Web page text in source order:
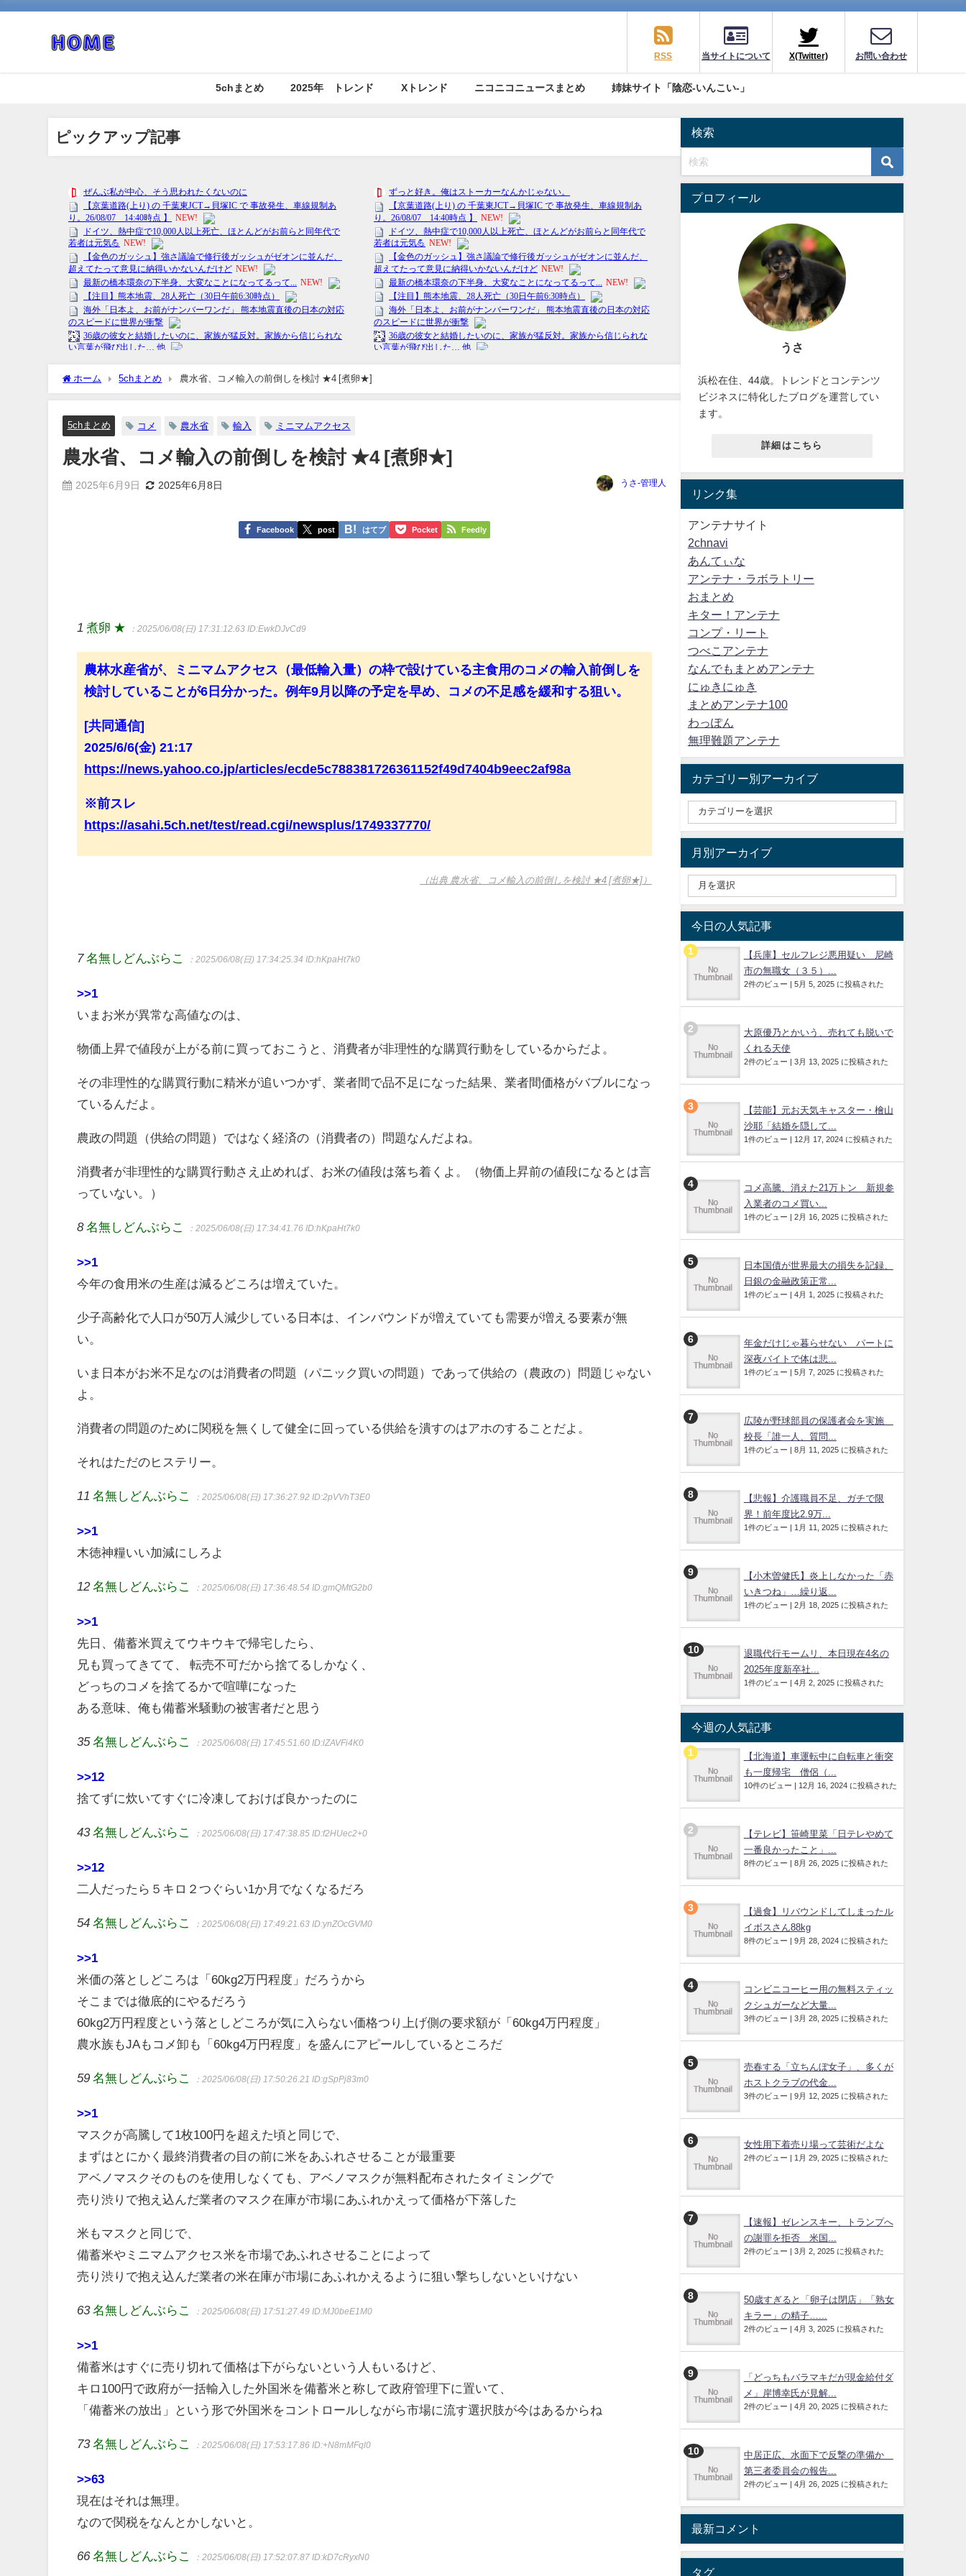
RSS 当サイトについて X(Twitter) お問い合わせ
5chまとめ 2025年 トレンド Xトレンド ニコニコニュースまとめ 姉妹サイト「陰恋-いんこい-」
ピックアップ記事
ホーム 5chまとめ 農水省、コメ輸入の前倒しを検討 ★4 [煮卵★]
5chまとめ コメ 農水省 輸入 ミニマムアクセス
農水省、コメ輸入の前倒しを検討 ★4 [煮卵★]
2025年6月9日 2025年6月8日 うさ-管理人
Facebook post はてブ Pocket Feedly
1 煮卵 ★ ：2025/06/08(日) 17:31:12.63ID:EwkDJvCd9
農林水産省が、ミニマムアクセス（最低輸入量）の枠で設けている主食用のコメの輸入前倒しを
検討していることが6日分かった。例年9月以降の予定を早め、コメの不足感を緩和する狙い。
[共同通信]
2025/6/6(金) 21:17
https://news.yahoo.co.jp/articles/ecde5c788381726361152f49d7404b9eec2af98a
※前スレ
https://asahi.5ch.net/test/read.cgi/newsplus/1749337770/
（出典 農水省、コメ輸入の前倒しを検討 ★4 [煮卵★]）
7 名無しどんぶらこ ：2025/06/08(日) 17:34:25.34ID:hKpaHt7k0
>>1
いまお米が異常な高値なのは、
物価上昇で値段が上がる前に買っておこうと、消費者が非理性的な購買行動をしているからだよ。
その非理性的な購買行動に精米が追いつかず、業者間で品不足になった結果、業者間価格がバブルになっ
ているんだよ。
農政の問題（供給の問題）ではなく経済の（消費者の）問題なんだよね。
消費者が非理性的な購買行動さえ止めれば、お米の値段は落ち着くよ。（物価上昇前の値段になるとは言
っていない。）
8 名無しどんぶらこ ：2025/06/08(日) 17:34:41.76ID:hKpaHt7k0
>>1
今年の食用米の生産は減るどころは増えていた。
少子高齢化で人口が50万人減少している日本は、インバウンドが増えていても需要が増える要素が無
い。
いま日本がお米不足なのは消費者の問題（パニック買いの問題）であって供給の（農政の）問題じゃない
よ。
消費者の問題のために関税を無くして健全に回っている供給を潰すのはアホのすることだよ。
それはただのヒステリー。
11 名無しどんぶらこ ：2025/06/08(日) 17:36:27.92ID:2pVVhT3E0
>>1
木徳神糧いい加減にしろよ
12 名無しどんぶらこ ：2025/06/08(日) 17:36:48.54ID:gmQMtG2b0
>>1
先日、備蓄米買えてウキウキで帰宅したら、
兄も買ってきてて、 転売不可だから捨てるしかなく、
どっちのコメを捨てるかで喧嘩になった
ある意味、俺も備蓄米騒動の被害者だと思う
35 名無しどんぶらこ ：2025/06/08(日) 17:45:51.60ID:lZAVFi4K0
>>12
捨てずに炊いてすぐに冷凍しておけば良かったのに
43 名無しどんぶらこ ：2025/06/08(日) 17:47:38.85ID:f2HUec2+0
>>12
二人だったら５キロ２つぐらい1か月でなくなるだろ
54 名無しどんぶらこ ：2025/06/08(日) 17:49:21.63ID:ynZOcGVM0
>>1
米価の落としどころは「60kg2万円程度」だろうから
そこまでは徹底的にやるだろう
60kg2万円程度という落としどころが気に入らない価格つり上げ側の要求額が「60kg4万円程度」
農水族もJAもコメ卸も「60kg4万円程度」を盛んにアピールしているところだ
59 名無しどんぶらこ ：2025/06/08(日) 17:50:26.21ID:gSpPj83m0
>>1
マスクが高騰して1枚100円を超えた頃と同じで、
まずはとにかく最終消費者の目の前に米をあふれさせることが最重要
アベノマスクそのものを使用しなくても、アベノマスクが無料配布されたタイミングで
売り渋りで抱え込んだ業者のマスク在庫が市場にあふれかえって価格が下落した
米もマスクと同じで、
備蓄米やミニマムアクセス米を市場であふれさせることによって
売り渋りで抱え込んだ業者の米在庫が市場にあふれかえるように狙い撃ちしないといけない
63 名無しどんぶらこ ：2025/06/08(日) 17:51:27.49ID:MJ0beE1M0
>>1
備蓄米はすぐに売り切れて価格は下がらないという人もいるけど、
キロ100円で政府が一括輸入した外国米を備蓄米と称して政府管理下に置いて、
「備蓄米の放出」という形で外国米をコントロールしながら市場に流す選択肢が今はあるからね
73 名無しどんぶらこ ：2025/06/08(日) 17:53:17.86ID:+N8mMFql0
>>63
現在はそれは無理。
なので関税をなんとかしないと。
66 名無しどんぶらこ ：2025/06/08(日) 17:52:07.87ID:kD7cRyxN0
検索
プロフィール
うさ
浜松在住、44歳。トレンドとコンテンツ
ビジネスに特化したブログを運営してい
ます。
詳細はこちら
リンク集
アンテナサイト
2chnavi
あんてぃな
アンテナ・ラボラトリー
おまとめ
キター！アンテナ
コンプ・リート
つべこアンテナ
なんでもまとめアンテナ
にゅきにゅき
まとめアンテナ100
わっぽん
無理難題アンテナ
カテゴリー別アーカイブ
月別アーカイブ
今日の人気記事
【兵庫】セルフレジ悪用疑い 尼崎
市の無職女（３５）...
2件のビュー 5月 5, 2025 に投稿された
大原優乃とかいう、売れても脱いで
くれる天使
2件のビュー 3月 13, 2025 に投稿された
【芸能】元お天気キャスター・檜山
沙耶「結婚を隠して...
1件のビュー 12月 17, 2024 に投稿された
コメ高騰、消えた21万トン 新規参
入業者のコメ買い...
1件のビュー 2月 16, 2025 に投稿された
日本国債が世界最大の損失を記録、
日銀の金融政策正常...
1件のビュー 4月 1, 2025 に投稿された
年金だけじゃ暮らせない パートに
深夜バイトで体は悲...
1件のビュー 5月 7, 2025 に投稿された
広陵が野球部員の保護者会を実施
校長「誰一人、質問...
1件のビュー 8月 11, 2025 に投稿された
【悲報】介護職員不足、ガチで限
界！前年度比2.9万...
1件のビュー 1月 11, 2025 に投稿された
【小木曽健氏】炎上しなかった「赤
いきつね」…繰り返...
1件のビュー 2月 18, 2025 に投稿された
退職代行モームリ、本日現在4名の
2025年度新卒社...
1件のビュー 4月 2, 2025 に投稿された
今週の人気記事
【北海道】車運転中に自転車と衝突
も一度帰宅 僧侶（...
10件のビュー 12月 16, 2024 に投稿された
【テレビ】笹崎里菜「日テレやめて
一番良かったこと」...
8件のビュー 8月 26, 2025 に投稿された
【過食】リバウンドしてしまったル
イボスさん88kg
8件のビュー 9月 28, 2024 に投稿された
コンビニコーヒー用の無料スティッ
クシュガーなど大量...
3件のビュー 3月 28, 2025 に投稿された
売春する「立ちんぼ女子」、多くが
ホストクラブの代金...
3件のビュー 9月 12, 2025 に投稿された
女性用下着売り場って芸術だよな
2件のビュー 1月 29, 2025 に投稿された
【速報】ゼレンスキー、トランプへ
の謝罪を拒否 米国...
2件のビュー 3月 2, 2025 に投稿された
50歳すぎると「卵子は閉店」「熟女
キラー」の精子…...
2件のビュー 4月 3, 2025 に投稿された
「どっちもバラマキだが現金給付ダ
メ」岸博幸氏が見解...
2件のビュー 4月 20, 2025 に投稿された
中居正広、水面下で反撃の準備か
第三者委員会の報告...
2件のビュー 4月 26, 2025 に投稿された
最新コメント
タグ